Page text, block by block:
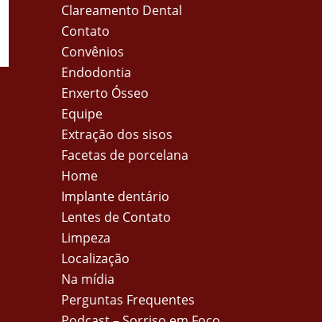
Clareamento Dental
Contato
Convênios
Endodontia
Enxerto Ósseo
Equipe
Extração dos sisos
Facetas de porcelana
Home
Implante dentário
Lentes de Contato
Limpeza
Localização
Na mídia
Perguntas Frequentes